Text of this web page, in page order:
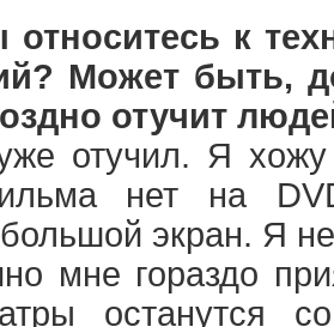
к
Может быть,
отучит
отучил. Я хожу
нет на
большой экран. Я
мне гораздо
останутся